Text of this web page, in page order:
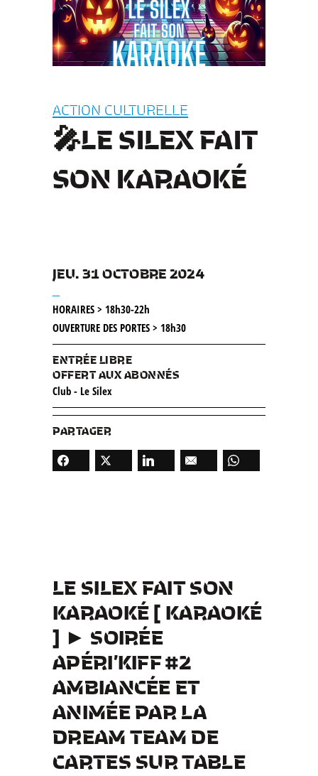
ACTION CULTURELLE
🎤LE SILEX FAIT
SON KARAOKÉ
JEU. 31 OCTOBRE 2024
HORAIRES > 18h30-22h
OUVERTURE DES PORTES > 18h30
ENTRÉE LIBRE
OFFERT AUX ABONNÉS
Club - Le Silex
PARTAGER
LE SILEX FAIT SON
KARAOKÉ [ KARAOKÉ
] ► SOIRÉE
APÉRI’KIFF #2
AMBIANCÉE ET
ANIMÉE PAR LA
DREAM TEAM DE
CARTES SUR TABLE